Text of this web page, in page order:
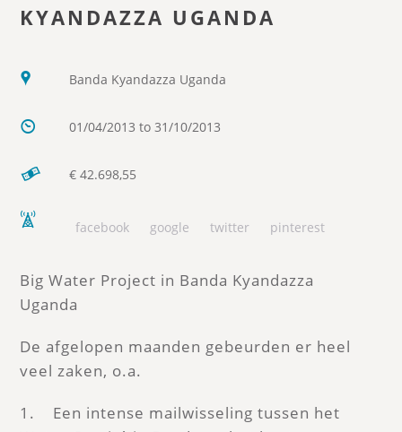
KYANDAZZA UGANDA
Banda Kyandazza Uganda
01/04/2013 to 31/10/2013
€ 42.698,55
facebook google twitter pinterest
Big Water Project in Banda Kyandazza
Uganda
De afgelopen maanden gebeurden er heel
veel zaken, o.a.
1. Een intense mailwisseling tussen het